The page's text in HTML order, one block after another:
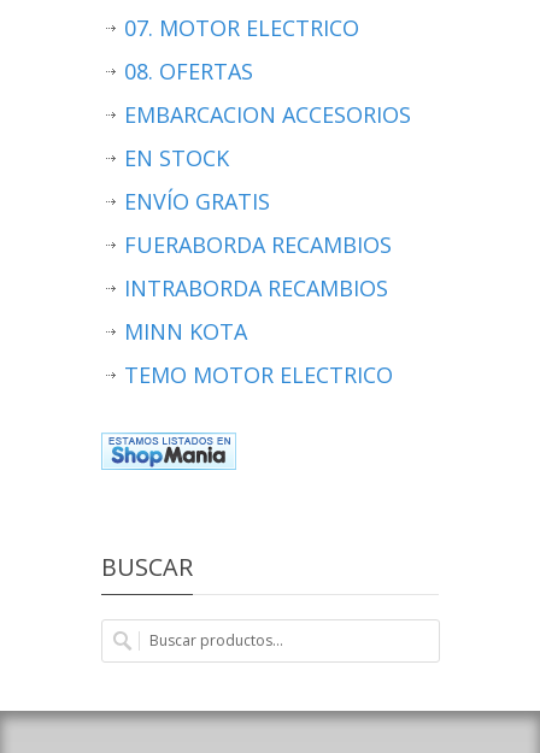
07. MOTOR ELECTRICO
08. OFERTAS
EMBARCACION ACCESORIOS
EN STOCK
ENVÍO GRATIS
FUERABORDA RECAMBIOS
INTRABORDA RECAMBIOS
MINN KOTA
TEMO MOTOR ELECTRICO
BUSCAR